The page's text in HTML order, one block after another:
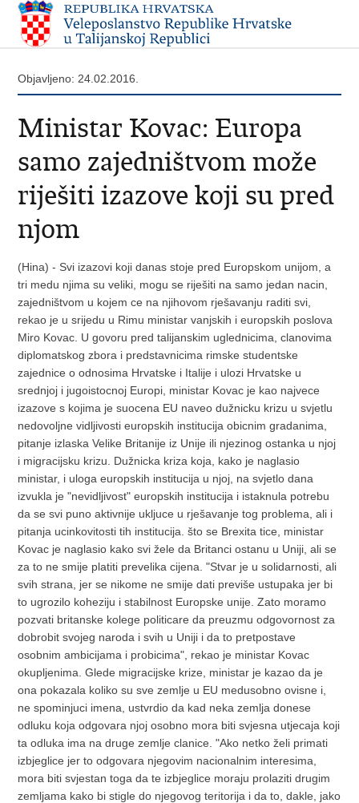
Objavljeno: 24.02.2016.
Ministar Kovac: Europa
samo zajedništvom može
riješiti izazove koji su pred
njom
(Hina) - Svi izazovi koji danas stoje pred Europskom unijom, a
tri medu njima su veliki, mogu se riješiti na samo jedan nacin,
zajedništvom u kojem ce na njihovom rješavanju raditi svi,
rekao je u srijedu u Rimu ministar vanjskih i europskih poslova
Miro Kovac. U govoru pred talijanskim uglednicima, clanovima
diplomatskog zbora i predstavnicima rimske studentske
zajednice o odnosima Hrvatske i Italije i ulozi Hrvatske u
srednjoj i jugoistocnoj Europi, ministar Kovac je kao najvece
izazove s kojima je suocena EU naveo dužnicku krizu u svjetlu
nedovoljne vidljivosti europskih institucija obicnim gradanima,
pitanje izlaska Velike Britanije iz Unije ili njezinog ostanka u njoj
i migracijsku krizu. Dužnicka kriza koja, kako je naglasio
ministar, i uloga europskih institucija u njoj, na svjetlo dana
izvukla je "nevidljivost" europskih institucija i istaknula potrebu
da se svi puno aktivnije ukljuce u rješavanje tog problema, ali i
pitanja ucinkovitosti tih institucija. što se Brexita tice, ministar
Kovac je naglasio kako svi žele da Britanci ostanu u Uniji, ali se
za to ne smije platiti prevelika cijena. "Stvar je u solidarnosti, ali
svih strana, jer se nikome ne smije dati previše ustupaka jer bi
to ugrozilo koheziju i stabilnost Europske unije. Zato moramo
pozvati britanske kolege politicare da preuzmu odgovornost za
dobrobit svojeg naroda i svih u Uniji i da to pretpostave
osobnim ambicijama i probicima", rekao je ministar Kovac
okupljenima. Glede migracijske krize, ministar je kazao da je
ona pokazala koliko su sve zemlje u EU medusobno ovisne i,
ne spominjuci imena, ustvrdio da kad neka zemlja donese
odluku koja odgovara njoj osobno mora biti svjesna utjecaja koji
ta odluka ima na druge zemlje clanice. "Ako netko želi primati
izbjeglice jer to odgovara njegovim nacionalnim interesima,
mora biti svjestan toga da te izbjeglice moraju prolaziti drugim
zemljama kako bi stigle do njegovog teritorija i da to, dakle, jako